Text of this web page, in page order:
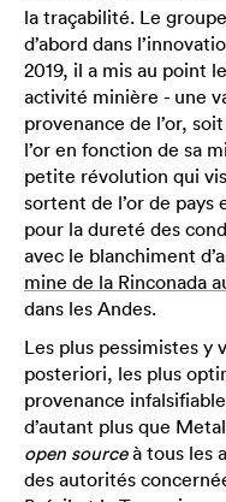
la traçabilité. Le
d’abord dans
2019, il a mis au point
activité minière - une
provenance de l’or,
l’or en fonction de sa
petite révolution qui
sortent de l’or de
pour la dureté des
avec le blanchiment
mine de la Rinconada
dans les Andes.
Les plus pessimistes
posteriori, les plus
provenance
d’autant plus que
open sourceà tous les
des autorités